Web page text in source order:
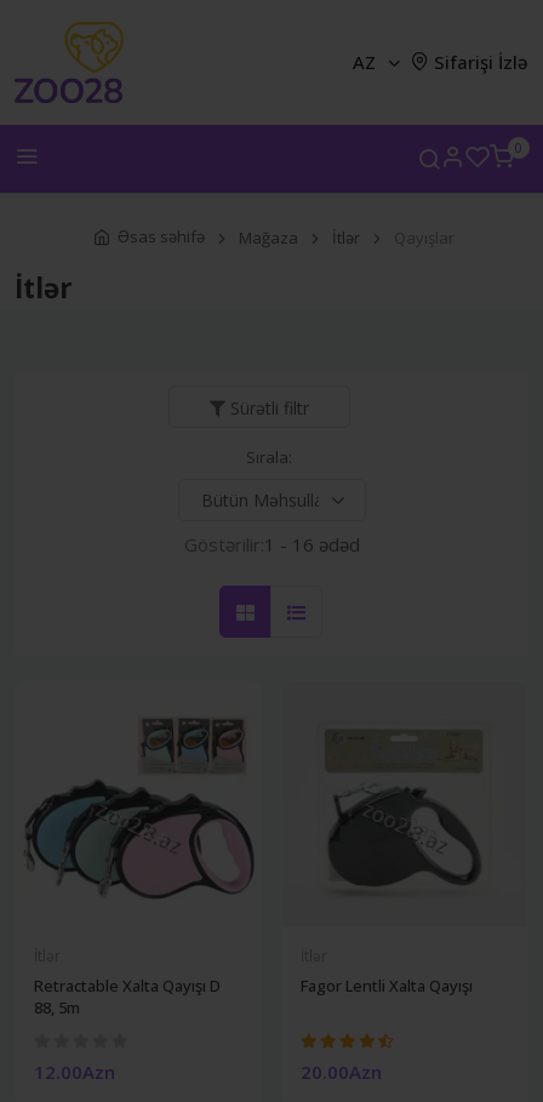
0
AZ Sifarişi İzlə
Əsas səhifə Mağaza İtlər Qayışlar
İtlər
Sürətli filtr
Sırala:
Göstərilir:1 - 16 ədəd
Retractable Xalta Qayışı D
88, 5m
12.00Azn
Fagor Lentli Xalta Qayışı
20.00Azn